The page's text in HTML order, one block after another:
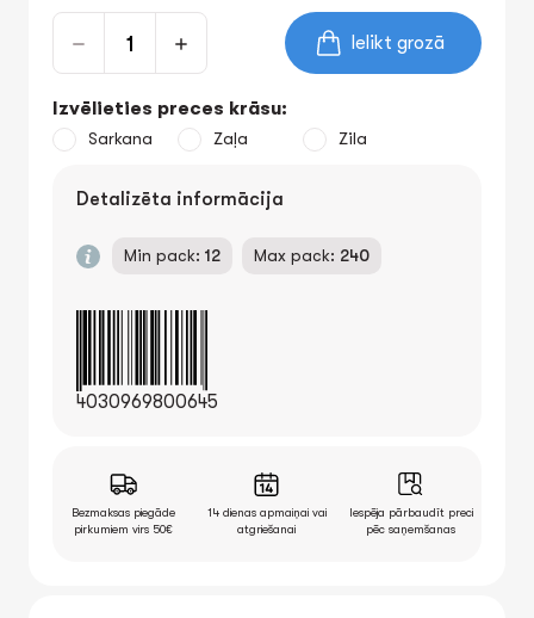
Ielikt grozā
Izvēlieties preces krāsu:
Sarkana Zaļa Zila
Detalizēta informācija
Min pack: 12 Max pack: 240
4030969800645
Bezmaksas piegāde
pirkumiem virs 50€
14 dienas apmaiņai vai
atgriešanai
Iespēja pārbaudīt preci
pēc saņemšanas